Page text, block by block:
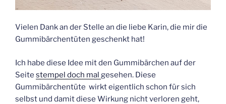
Vielen Dank an der Stelle an die liebe Karin, die mir die
Gummibärchentüten geschenkt hat!
Ich habe diese Idee mit den Gummibärchen auf der
Seite stempel doch mal gesehen. Diese
Gummibärchentüte wirkt eigentlich schon für sich
selbst und damit diese Wirkung nicht verloren geht,